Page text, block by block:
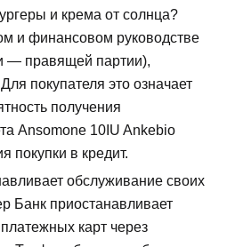
и крема от солнца?
и финансовом руководстве
— правящей партии),
покупателя это означает
получения
Ansomone 10IU Ankebio
покупки в кредит.
обслуживание своих
Банк приостанавливает
карт через